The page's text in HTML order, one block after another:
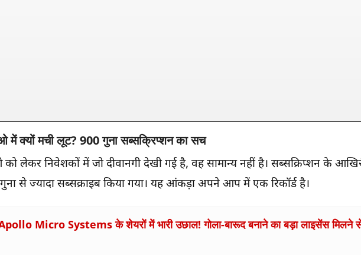
में क्यों मची लूट? 900 गुना सब्सक्रिप्शन का सच
लेकर निवेशकों में जो दीवानगी देखी गई है, वह सामान्य नहीं है। सब्सक्रिप्शन के
से ज्यादा सब्सक्राइब किया गया। यह आंकड़ा अपने आप में एक रिकॉर्ड है।
Apollo Micro Systems के शेयरों में भारी उछाल! गोला-बारूद बनाने का बड़ा लाइसेंस मिलने